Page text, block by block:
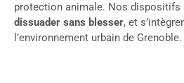
protection animale. Nos dispositifs
dissuader sans blesser, et
l’environnement urbain de Grenoble.